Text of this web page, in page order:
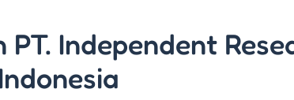
PT. Independent